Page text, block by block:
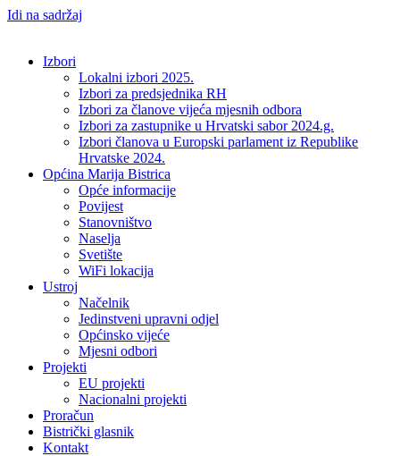
Idi na sadržaj
Izbori
Lokalni izbori 2025.
Izbori za predsjednika RH
Izbori za članove vijeća mjesnih odbora
Izbori za zastupnike u Hrvatski sabor 2024.g.
Izbori članova u Europski parlament iz Republike
Hrvatske 2024.
Općina Marija Bistrica
Opće informacije
Povijest
Stanovništvo
Naselja
Svetište
WiFi lokacija
Ustroj
Načelnik
Jedinstveni upravni odjel
Općinsko vijeće
Mjesni odbori
Projekti
EU projekti
Nacionalni projekti
Proračun
Bistrički glasnik
Kontakt